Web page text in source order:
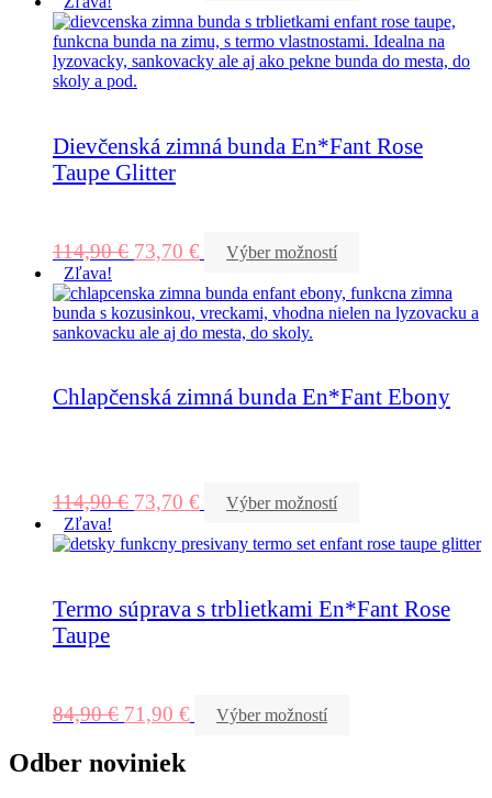
Dievčenská zimná bunda En*Fant Rose
Taupe Glitter
114,90€ 73,70 €
Výber možností
Zľava!
Chlapčenská zimná bunda En*Fant Ebony
114,90€ 73,70 €
Výber možností
Zľava!
Termo súprava s trblietkami En*Fant Rose
Taupe
84,90€ 71,90 € Výber možností
Odber noviniek